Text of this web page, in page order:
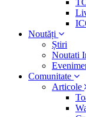
Noutăți
Știri
Noutati
Comunitate
Articole